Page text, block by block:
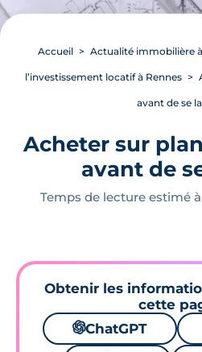
Accueil Actualité immobilière à
l’investissement locatif à Rennes
avant de se
Acheter sur
avant de
Temps de lecture estimé
Obtenir les
cette
🌌ChatGPT